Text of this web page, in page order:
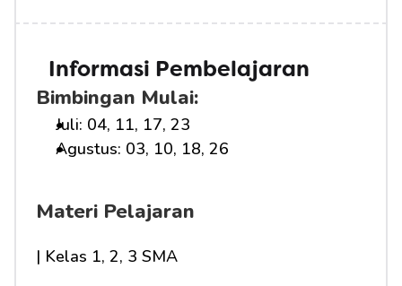
Informasi Pembelajaran
Bimbingan Mulai:
Juli: 04, 11, 17, 23
Agustus: 03, 10, 18, 26
Materi Pelajaran
| Kelas 1, 2, 3 SMA